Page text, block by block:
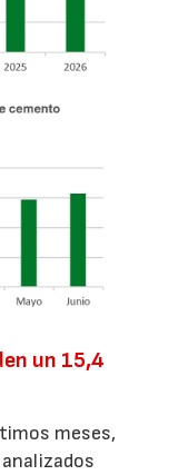
un 15,4
meses,